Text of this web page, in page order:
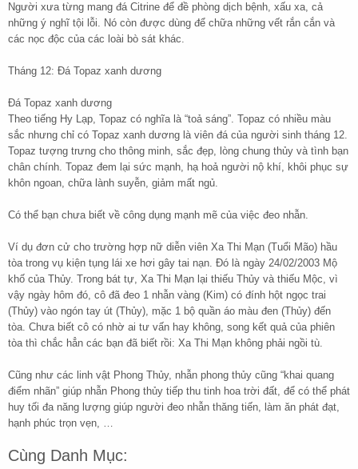
Người xưa từng mang đá Citrine để đề phòng dịch bệnh, xấu xa, cả
những ý nghĩ tội lỗi. Nó còn được dùng để chữa những vết rắn cắn và
các nọc độc của các loài bò sát khác.
Tháng 12: Đá Topaz xanh dương
Đá Topaz xanh dương
Theo tiếng Hy Lạp, Topaz có nghĩa là “toả sáng”. Topaz có nhiều màu
sắc nhưng chỉ có Topaz xanh dương là viên đá của người sinh tháng 12.
Topaz tượng trưng cho thông minh, sắc đẹp, lòng chung thủy và tình bạn
chân chính. Topaz đem lại sức mạnh, hạ hoả người nộ khí, khôi phục sự
khôn ngoan, chữa lành suyễn, giảm mất ngủ.
Có thể bạn chưa biết về công dụng mạnh mẽ của việc đeo nhẫn.
Ví dụ đơn cử cho trường hợp nữ diễn viên Xa Thi Mạn (Tuổi Mão) hầu
tòa trong vụ kiện tụng lái xe hơi gây tai nạn. Đó là ngày 24/02/2003 Mộ
khố của Thủy. Trong bát tự, Xa Thi Mạn lại thiếu Thủy và thiếu Mộc, vì
vậy ngày hôm đó, cô đã đeo 1 nhẫn vàng (Kim) có đính hột ngọc trai
(Thủy) vào ngón tay út (Thủy), mặc 1 bộ quần áo màu đen (Thủy) đến
tòa. Chưa biết cô có nhờ ai tư vấn hay không, song kết quả của phiên
tòa thì chắc hẳn các bạn đã biết rồi: Xa Thi Mạn không phải ngồi tù.
Cũng như các linh vật Phong Thủy, nhẫn phong thủy cũng “khai quang
điểm nhãn” giúp nhẫn Phong thủy tiếp thu tinh hoa trời đất, để có thể phát
huy tối đa năng lượng giúp người đeo nhẫn thăng tiến, làm ăn phát đạt,
hạnh phúc trọn vẹn, …
Cùng Danh Mục: